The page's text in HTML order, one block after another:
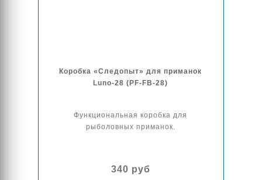
Коробка «Следопыт» для приманок
Luno-28 (PF-FB-28)
Функциональная коробка для
рыболовных приманок.
340 руб